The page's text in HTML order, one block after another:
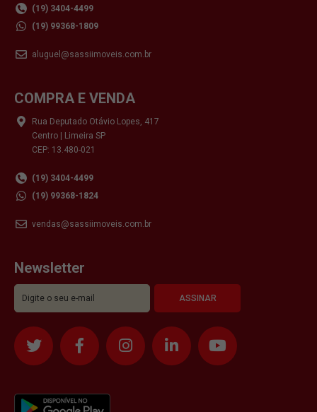
(19) 3404-4499
(19) 99368-1809
aluguel@sassiimoveis.com.br
COMPRA E VENDA
Rua Deputado Otávio Lopes, 417
Centro | Limeira SP
CEP: 13.480-021
(19) 3404-4499
(19) 99368-1824
vendas@sassiimoveis.com.br
Newsletter